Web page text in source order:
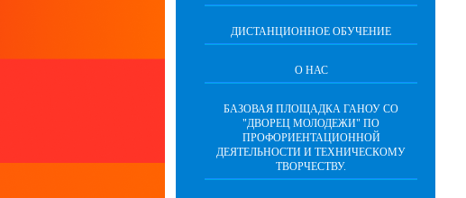
ДИСТАНЦИОННОЕ ОБУЧЕНИЕ
О НАС
БАЗОВАЯ ПЛОЩАДКА ГАНОУ СО
"ДВОРЕЦ МОЛОДЕЖИ" ПО
ПРОФОРИЕНТАЦИОННОЙ
ДЕЯТЕЛЬНОСТИ И ТЕХНИЧЕСКОМУ
ТВОРЧЕСТВУ.